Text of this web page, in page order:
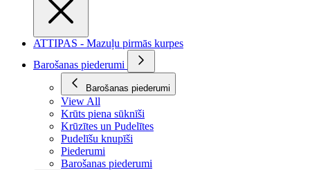
ATTIPAS - Mazuļu pirmās kurpes
Barošanas piederumi
Barošanas piederumi
View All
Krūts piena sūknīši
Krūzītes un Pudelītes
Pudelīšu knupīši
Piederumi
Barošanas piederumi